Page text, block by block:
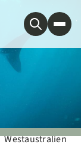
Westaustralien